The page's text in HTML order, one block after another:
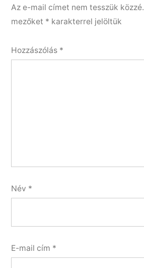
Az e-mail címet nem tesszük közzé.
mezőket * karakterrel jelöltük
Hozzászólás *
Név *
E-mail cím *